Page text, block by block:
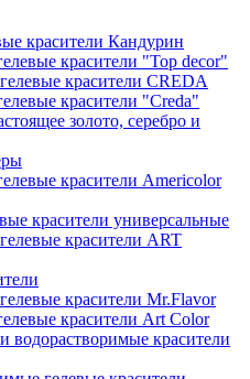
красители Кандурин
красители "Top decor"
красители CREDA
красители "Creda"
золото, серебро и
красители Americolor
красители универсальные
красители ART
красители Mr.Flavor
красители Art Color
водорастворимые красители